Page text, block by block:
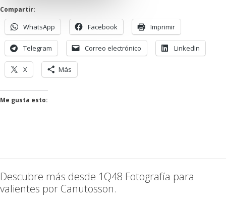
Compartir:
WhatsApp Facebook Imprimir
Telegram Correo electrónico LinkedIn
X Más
Me gusta esto:
Descubre más desde 1Q48 Fotografía para
valientes por Canutosson.